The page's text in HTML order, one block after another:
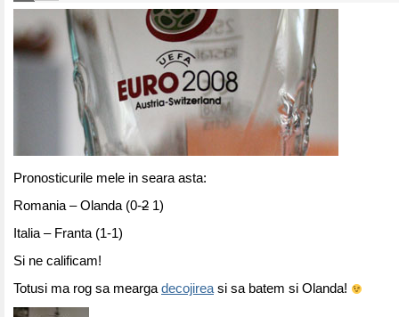
Pronosticurile mele in seara asta:
Romania – Olanda (0-2 1)
Italia – Franta (1-1)
Si ne calificam!
Totusi ma rog sa mearga decojirea si sa batem si Olanda!